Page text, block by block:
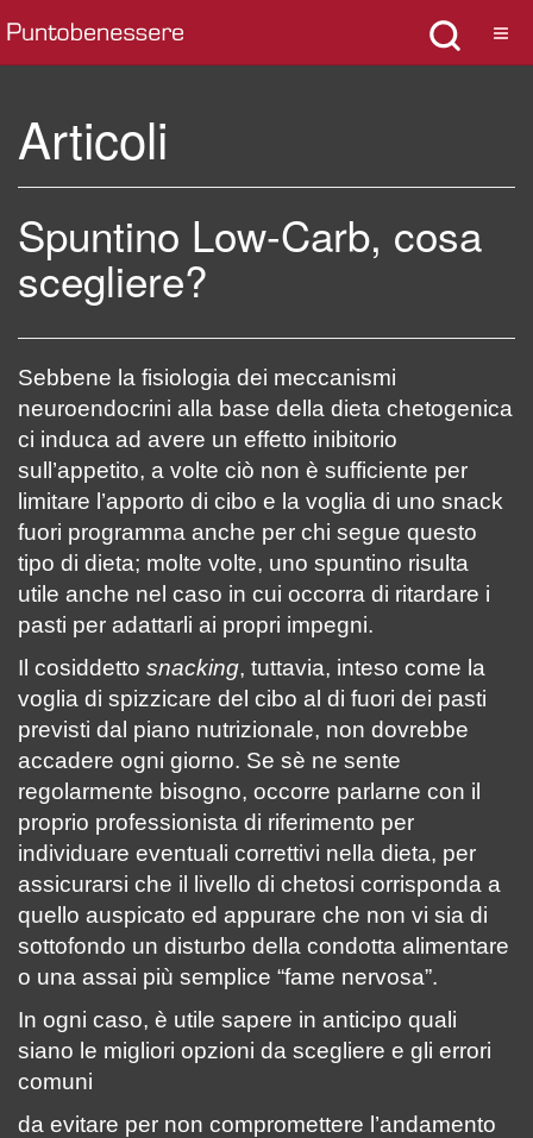
Articoli
Spuntino Low-Carb, cosa
scegliere?
Sebbene la fisiologia dei meccanismi
neuroendocrini alla base della dieta chetogenica
ci induca ad avere un effetto inibitorio
sull’appetito, a volte ciò non è sufficiente per
limitare l’apporto di cibo e la voglia di uno snack
fuori programma anche per chi segue questo
tipo di dieta; molte volte, uno spuntino risulta
utile anche nel caso in cui occorra di ritardare i
pasti per adattarli ai propri impegni.
Il cosiddetto snacking, tuttavia, inteso come la
voglia di spizzicare del cibo al di fuori dei pasti
previsti dal piano nutrizionale, non dovrebbe
accadere ogni giorno. Se sè ne sente
regolarmente bisogno, occorre parlarne con il
proprio professionista di riferimento per
individuare eventuali correttivi nella dieta, per
assicurarsi che il livello di chetosi corrisponda a
quello auspicato ed appurare che non vi sia di
sottofondo un disturbo della condotta alimentare
o una assai più semplice “fame nervosa”.
In ogni caso, è utile sapere in anticipo quali
siano le migliori opzioni da scegliere e gli errori
comuni
da evitare per non compromettere l’andamento